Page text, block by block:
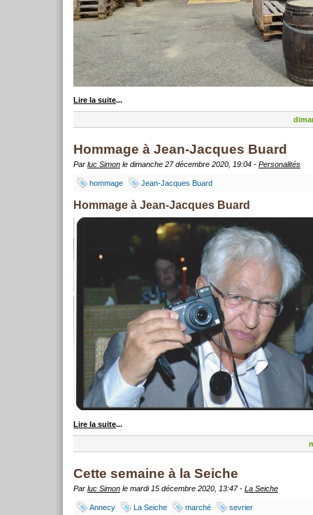
Lire la suite...
Hommage à Jean-Jacques Buard
Par luc Simon le dimanche 27 décembre 2020, 19:04 - Personalités
hommage Jean-Jacques Buard
Hommage à Jean-Jacques Buard
Lire la suite...
Cette semaine à la Seiche
Par luc Simon le mardi 15 décembre 2020, 13:47 - La Seiche
Annecy La Seiche marché sevrier